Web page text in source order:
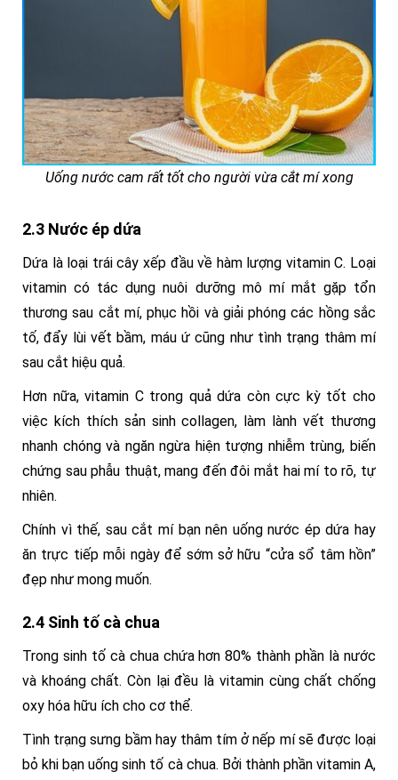
Uống nước cam rất tốt cho người vừa cắt mí xong
2.3 Nước ép dứa
Dứa là loại trái cây xếp đầu về hàm lượng vitamin C. Loại
vitamin có tác dụng nuôi dưỡng mô mí mắt gặp tổn
thương sau cắt mí, phục hồi và giải phóng các hồng sắc
tố, đẩy lùi vết bầm, máu ứ cũng như tình trạng thâm mí
sau cắt hiệu quả.
Hơn nữa, vitamin C trong quả dứa còn cực kỳ tốt cho
việc kích thích sản sinh collagen, làm lành vết thương
nhanh chóng và ngăn ngừa hiện tượng nhiễm trùng, biến
chứng sau phẫu thuật, mang đến đôi mắt hai mí to rõ, tự
nhiên.
Chính vì thế, sau cắt mí bạn nên uống nước ép dứa hay
ăn trực tiếp mỗi ngày để sớm sở hữu “cửa sổ tâm hồn”
đẹp như mong muốn.
2.4 Sinh tố cà chua
Trong sinh tố cà chua chứa hơn 80% thành phần là nước
và khoáng chất. Còn lại đều là vitamin cùng chất chống
oxy hóa hữu ích cho cơ thể.
Tình trạng sưng bầm hay thâm tím ở nếp mí sẽ được loại
bỏ khi bạn uống sinh tố cà chua. Bởi thành phần vitamin A,